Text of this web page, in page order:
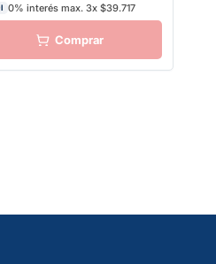
0% interés max. 3x $39.717